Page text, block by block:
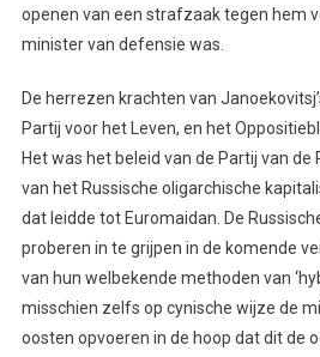
openen van een strafzaak tegen hem
minister van defensie was.
De herrezen krachten van
Partij voor het Leven, en het
Het was het beleid van de Partij van de
van het Russische oligarchische
dat leidde tot Euromaidan. De
proberen in te grijpen in de komende
van hun welbekende methoden van
misschien zelfs op cynische wijze de
oosten opvoeren in de hoop dat dit de